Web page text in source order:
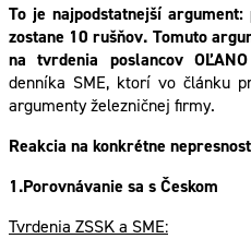
To je najpodstatnejší
zostane 10 rušňov. Tomuto
na tvrdenia poslancov
denníka SME, ktorí vo článku
argumenty železničnej firmy.
Reakcia na konkrétne
1.Porovnávanie sa s Českom
Tvrdenia ZSSK a SME: